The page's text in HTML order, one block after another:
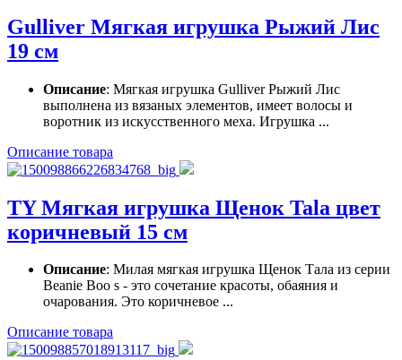
Gulliver Мягкая игрушка Рыжий Лис
19 см
Описание: Мягкая игрушка Gulliver Рыжий Лис
выполнена из вязаных элементов, имеет волосы и
воротник из искусственного меха. Игрушка ...
Описание товара
TY Мягкая игрушка Щенок Tala цвет
коричневый 15 см
Описание: Милая мягкая игрушка Щенок Тала из серии
Beanie Boo s - это сочетание красоты, обаяния и
очарования. Это коричневое ...
Описание товара